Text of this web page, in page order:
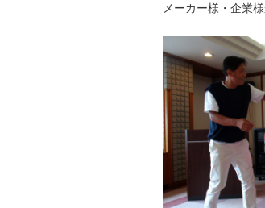
メーカー様・企業